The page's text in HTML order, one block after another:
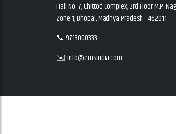
Hall No. 7, Chittod Complex, 3rd Floor M.P.
Zone-1, Bhopal, Madhya Pradesh - 462011
📞 9713000333
✉️ info@emsindia.com